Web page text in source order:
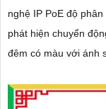
nghệ IP PoE độ
phát hiện chuyển
đêm có màu với ánh